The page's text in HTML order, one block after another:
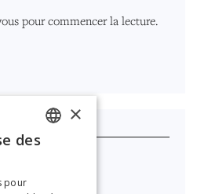
pour commencer la lecture.
×
des
pour